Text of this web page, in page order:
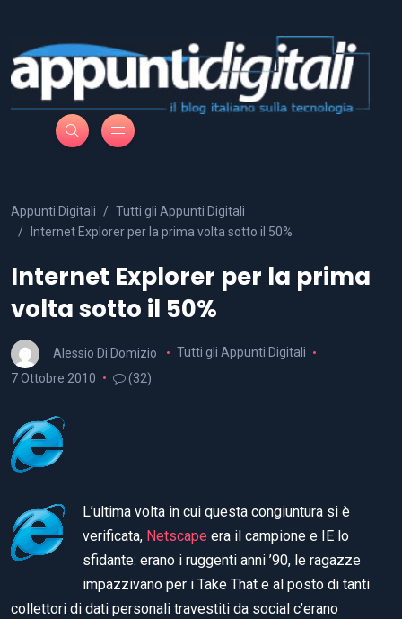
Appunti Digitali
Tutti gli Appunti Digitali
Internet Explorer per la prima volta sotto il 50%
Internet Explorer per la prima
volta sotto il 50%
Alessio Di Domizio
Tutti gli Appunti Digitali
7 Ottobre 2010
(32)
L’ultima volta in cui questa congiuntura si è
verificata, Netscape era il campione e IE lo
sfidante: erano i ruggenti anni ’90, le ragazze
impazzivano per i Take That e al posto di tanti
collettori di dati personali travestiti da social c’erano